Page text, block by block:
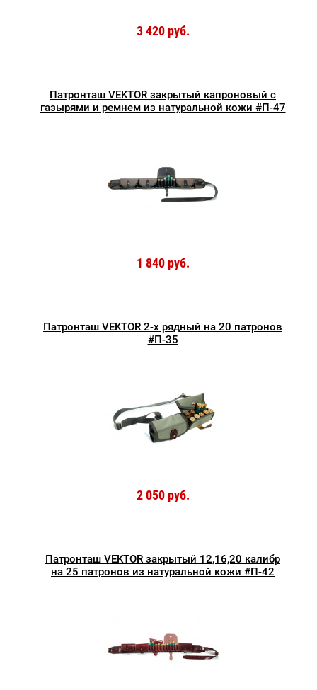
3 420 руб.
Патронташ VEKTOR закрытый капроновый с
газырями и ремнем из натуральной кожи #П-47
1 840 руб.
Патронташ VEKTOR 2-х рядный на 20 патронов
#П-35
2 050 руб.
Патронташ VEKTOR закрытый 12,16,20 калибр
на 25 патронов из натуральной кожи #П-42